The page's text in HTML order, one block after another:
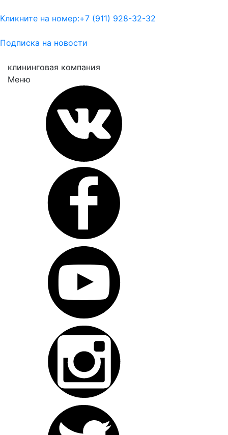
Кликните на номер:+7 (911) 928-32-32
Подписка на новости
клининговая компания
Меню